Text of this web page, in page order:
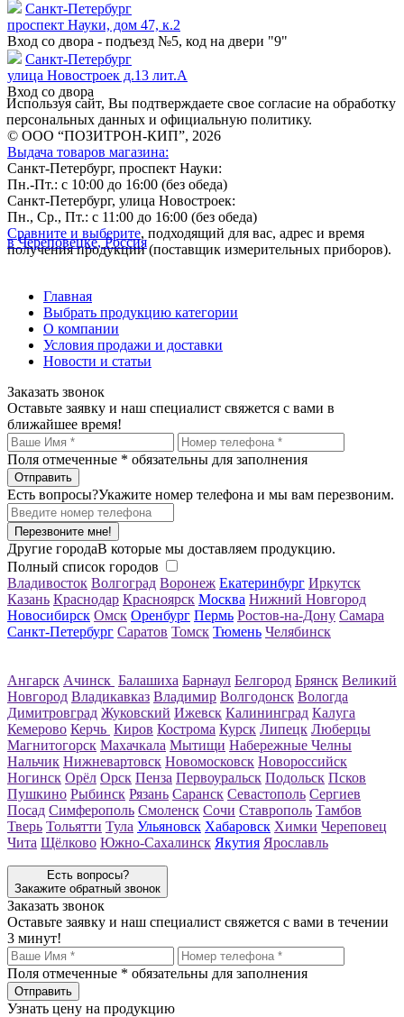
Санкт-Петербург
проспект Науки, дом 47, к.2
Вход со двора - подъезд №5, код на двери "9"
Санкт-Петербург
улица Новостроек д.13 лит.А
Вход со двора
Используя сайт, Вы подтверждаете свое согласие на обработку
персональных данных и официальную политику.
© ООО “ПОЗИТРОН-КИП”, 2026
Выдача товаров магазина:
Санкт-Петербург, проспект Науки:
Пн.-Пт.: с 10:00 до 16:00 (без обеда)
Санкт-Петербург, улица Новостроек:
Пн., Ср., Пт.: с 11:00 до 16:00 (без обеда)
Сравните и выберите, подходящий для вас, адрес и время
получения продукции (поставщик измерительных приборов).
в Череповецке, Россия
Главная
Выбрать продукцию категории
О компании
Условия продажи и доставки
Новости и статьи
Заказать звонок
Оставьте заявку и наш специалист свяжется с вами в
ближайшее время!
Поля отмеченные * обязательны для заполнения
Есть вопросы?Укажите номер телефона и мы вам перезвоним.
Перезвоните мне!
Другие городаВ которые мы доставляем продукцию.
Полный список городов
Владивосток Волгоград Воронеж Екатеринбург Иркутск
Казань Краснодар Красноярск Москва Нижний Новгород
Новосибирск Омск Оренбург Пермь Ростов-на-Дону Самара
Санкт-Петербург Саратов Томск Тюмень Челябинск
Ангарск Ачинск Балашиха Барнаул Белгород Брянск Великий
Новгород Владикавказ Владимир Волгодонск Вологда
Димитровград Жуковский Ижевск Калининград Калуга
Кемерово Керчь Киров Кострома Курск Липецк Люберцы
Магнитогорск Махачкала Мытищи Набережные Челны
Нальчик Нижневартовск Новомосковск Новороссийск
Ногинск Орёл Орск Пенза Первоуральск Подольск Псков
Пушкино Рыбинск Рязань Саранск Севастополь Сергиев
Посад Симферополь Смоленск Сочи Ставрополь Тамбов
Тверь Тольятти Тула Ульяновск Хабаровск Химки Череповец
Чита Щёлково Южно-Сахалинск Якутия Ярославль
Есть вопросы?
Закажите обратный звонок
Заказать звонок
Оставьте заявку и наш специалист свяжется с вами в течении
3 минут!
Поля отмеченные * обязательны для заполнения
Узнать цену на продукцию